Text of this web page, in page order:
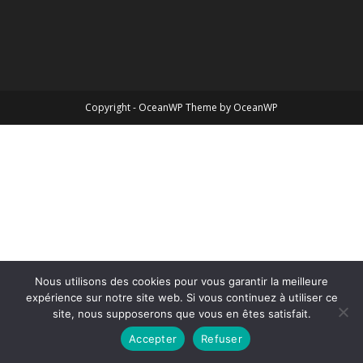
Copyright - OceanWP Theme by OceanWP
Nous utilisons des cookies pour vous garantir la meilleure
expérience sur notre site web. Si vous continuez à utiliser ce
site, nous supposerons que vous en êtes satisfait.
Accepter
Refuser